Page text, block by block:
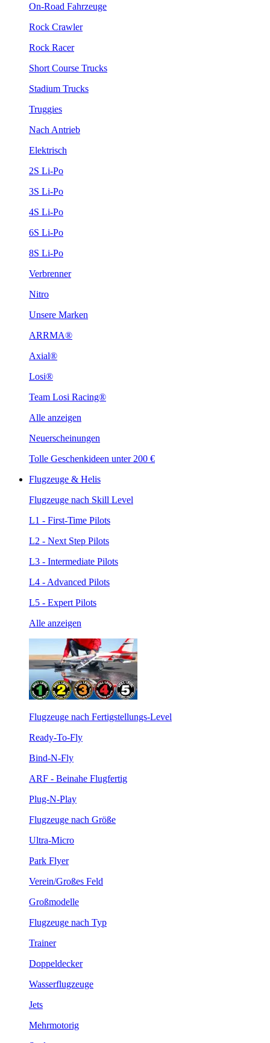
On-Road Fahrzeuge
Rock Crawler
Rock Racer
Short Course Trucks
Stadium Trucks
Truggies
Nach Antrieb
Elektrisch
2S Li-Po
3S Li-Po
4S Li-Po
6S Li-Po
8S Li-Po
Verbrenner
Nitro
Unsere Marken
ARRMA®
Axial®
Losi®
Team Losi Racing®
Alle anzeigen
Neuerscheinungen
Tolle Geschenkideen unter 200 €
Flugzeuge & Helis
Flugzeuge nach Skill Level
L1 - First-Time Pilots
L2 - Next Step Pilots
L3 - Intermediate Pilots
L4 - Advanced Pilots
L5 - Expert Pilots
Alle anzeigen
Flugzeuge nach Fertigstellungs-Level
Ready-To-Fly
Bind-N-Fly
ARF - Beinahe Flugfertig
Plug-N-Play
Flugzeuge nach Größe
Ultra-Micro
Park Flyer
Verein/Großes Feld
Großmodelle
Flugzeuge nach Typ
Trainer
Doppeldecker
Wasserflugzeuge
Jets
Mehrmotorig